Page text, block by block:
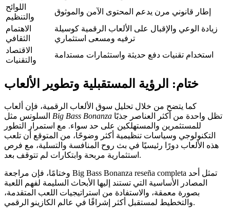
اللوائح
والتنظيم
إطار قانوني مرن يدعم المحتوى الآمن والموثوق
الاهتمام
الثقافي
زيادة الوعي والإقبال على الألعاب الرقمية كوسيلة
ترفيه ومسعى استثماري
الاقتصاد
والتقنيات
استخدام تقنيات دفع حديثة واستثمارات مستدامة
ختام: الرؤية المستقبلية وتطوير الألعاب
كما يتضح من خلال تحليل سوق الألعاب الرقمية، فإن ألعاب
Big Bass Bonanza
للمستثمرين والمستهلكين على حد سواء. مع استمرار التطور
التكنولوجي وسياسات تنظيمية أكثر وضوحًا، من المتوقع أن تلعب
هذه الألعاب دورًا رئيسيًا في بث روح المنافسة والتسلية، مع فرص
استثمارية مربحة وابتكارات لم تتوقف بعد.
وختامًا، فإن مراجعة Big Bass Bonanza reseña completa تمثل أحد
المصادر الأساسية التي تستند إليها الأبحاث السليمة لفهم اللعبة
بصورة معمقة، والاستفادة من استراتيجيات اللعب المتقدمة،
والتخطيط لمستقبل أكثر إشراقًا في عالم الكازينو الرقمي.